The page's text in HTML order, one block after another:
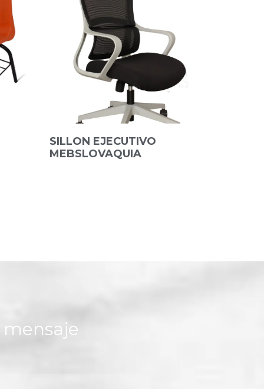
SILLON EJECUTIVO
MEBSLOVAQUIA
mensaje